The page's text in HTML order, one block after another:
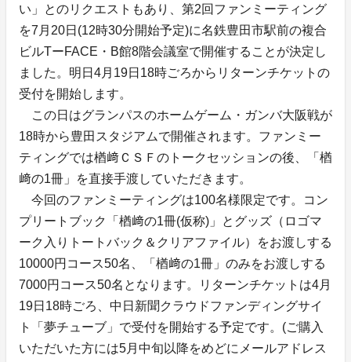
い」とのリクエストもあり、第2回ファンミーティング
を7月20日(12時30分開始予定)に名鉄豊田市駅前の複合
ビルTーFACE・B館8階会議室で開催することが決定し
ました。明日4月19日18時ごろからリターンチケットの
受付を開始します。
この日はグランパスのホームゲーム・ガンバ大阪戦が
18時から豊田スタジアムで開催されます。ファンミー
ティングでは楢﨑ＣＳＦのトークセッションの後、「楢
﨑の1冊」を直接手渡していただきます。
今回のファンミーティングは100名様限定です。コン
プリートブック「楢﨑の1冊(仮称)」とグッズ（ロゴマ
ーク入りトートバック＆クリアファイル）をお渡しする
10000円コース50名、「楢﨑の1冊」のみをお渡しする
7000円コース50名となります。リターンチケットは4月
19日18時ごろ、中日新聞クラウドファンディングサイ
ト「夢チューブ」で受付を開始する予定です。(ご購入
いただいた方には5月中旬以降をめどにメールアドレス